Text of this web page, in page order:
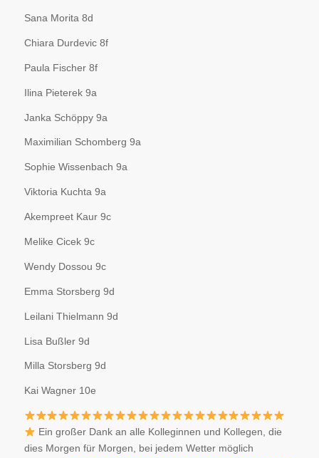
Sana Morita 8d
Chiara Durdevic 8f
Paula Fischer 8f
Ilina Pieterek 9a
Janka Schöppy 9a
Maximilian Schomberg 9a
Sophie Wissenbach 9a
Viktoria Kuchta 9a
Akempreet Kaur 9c
Melike Cicek 9c
Wendy Dossou 9c
Emma Storsberg 9d
Leilani Thielmann 9d
Lisa Bußler 9d
Milla Storsberg 9d
Kai Wagner 10e
Ein großer Dank an alle Kolleginnen und Kollegen, die
dies Morgen für Morgen, bei jedem Wetter möglich